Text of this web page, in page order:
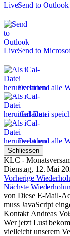
Send to
Send to
Event und alle
iCal-Datei
Event und alle
Schliessen
KLC -
Dienstag, 12. Mai
Vorherige
Nächste
von Diese E-Mail-
muss JavaScript
Kontakt Andreas
Wer jetzt Lust
vielleicht unserem